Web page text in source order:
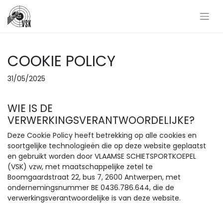
COOKIE POLICY
31/05/2025
WIE IS DE
VERWERKINGSVERANTWOORDELIJKE?
Deze Cookie Policy heeft betrekking op alle cookies en
soortgelijke technologieën die op deze website geplaatst
en gebruikt worden door VLAAMSE SCHIETSPORTKOEPEL
(VSK) vzw, met maatschappelijke zetel te
Boomgaardstraat 22, bus 7, 2600 Antwerpen, met
ondernemingsnummer BE 0436.786.644, die de
verwerkingsverantwoordelijke is van deze website.